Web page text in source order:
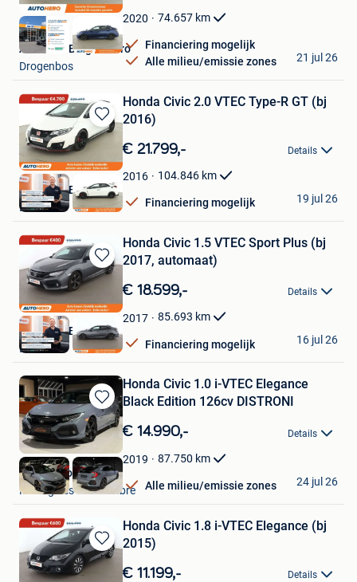
Favorieten
2020 74.657 km
Financiering mogelijk
Alle milieu/emissie zones
Autohero Belgium Pro
Drogenbos
21 jul 26
Bewaren
in
Favorieten
Honda Civic 2.0 VTEC Type-R GT (bj
2016)
€ 21.799,- Details
2016 104.846 km
Financiering mogelijk
Autohero België
Brussel
19 jul 26
Bewaren
in
Favorieten
Honda Civic 1.5 VTEC Sport Plus (bj
2017, automaat)
€ 18.599,- Details
2017 85.693 km
Financiering mogelijk
Autohero België
Brussel
16 jul 26
Bewaren
in
Mijn
Favorieten
Honda Civic 1.0 i-VTEC Elegance
Black Edition 126cv DISTRONI
€ 14.990,- Details
2019 87.750 km
Alle milieu/emissie zones
Look Motors
Montignies-Sur-Sambre
24 jul 26
Bewaren
in
Honda Civic 1.8 i-VTEC Elegance (bj
2015)
€ 11.199,- Details